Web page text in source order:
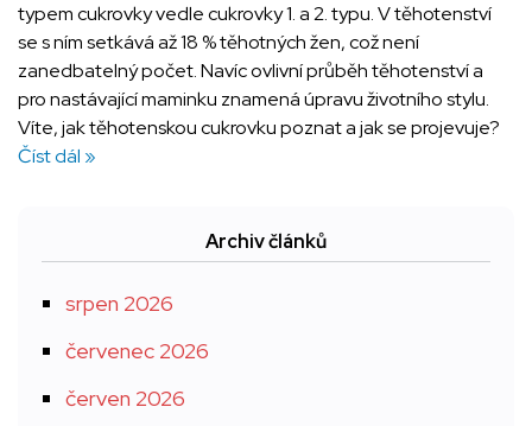
typem cukrovky vedle cukrovky 1. a 2. typu. V těhotenství
se s ním setkává až 18 % těhotných žen, což není
zanedbatelný počet. Navíc ovlivní průběh těhotenství a
pro nastávající maminku znamená úpravu životního stylu.
Víte, jak těhotenskou cukrovku poznat a jak se projevuje?
Číst dál »
Archiv článků
srpen 2026
červenec 2026
červen 2026